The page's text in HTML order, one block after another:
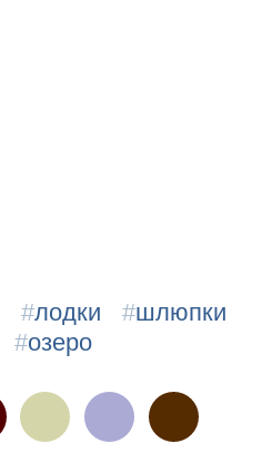
#лодки #шлюпки
#озеро